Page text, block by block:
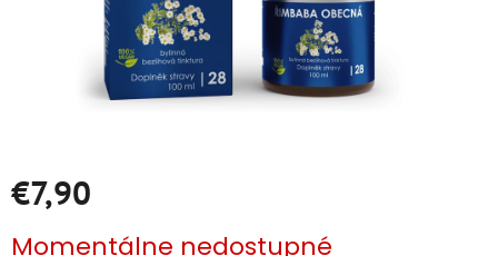
€7,90
cena:
Momentálne nedostupné